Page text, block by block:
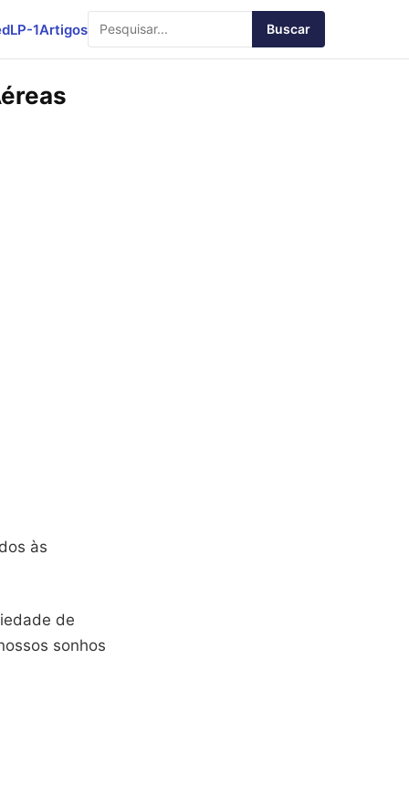
LP-1Artigos Buscar
às
de
sonhos